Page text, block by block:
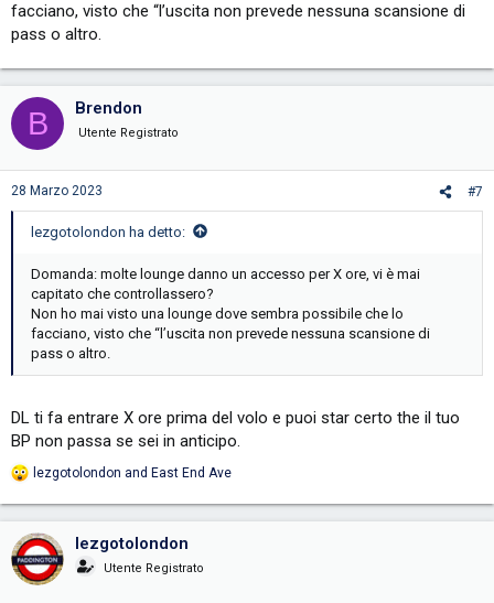
facciano, visto che “l’uscita non prevede nessuna scansione di
pass o altro.
B Brendon
Utente Registrato
28 Marzo 2023 #7
lezgotolondon ha detto:
Domanda: molte lounge danno un accesso per X ore, vi è mai
capitato che controllassero?
Non ho mai visto una lounge dove sembra possibile che lo
facciano, visto che “l’uscita non prevede nessuna scansione di
pass o altro.
DL ti fa entrare X ore prima del volo e puoi star certo the il tuo
BP non passa se sei in anticipo.
R
t
i
lezgotolondon and East End Ave
lezgotolondon
Utente Registrato